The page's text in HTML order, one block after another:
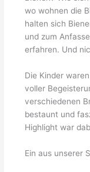
wo wohnen die
halten sich
und zum
erfahren. Und
Die Kinder
voller
verschiedenen
bestaunt und
Highlight war
Ein aus unserer